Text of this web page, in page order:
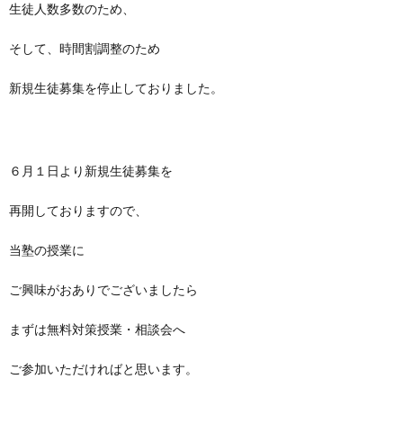
生徒人数多数のため、
そして、時間割調整のため
新規生徒募集を停止しておりました。
６月１日より新規生徒募集を
再開しておりますので、
当塾の授業に
ご興味がおありでございましたら
まずは無料対策授業・相談会へ
ご参加いただければと思います。